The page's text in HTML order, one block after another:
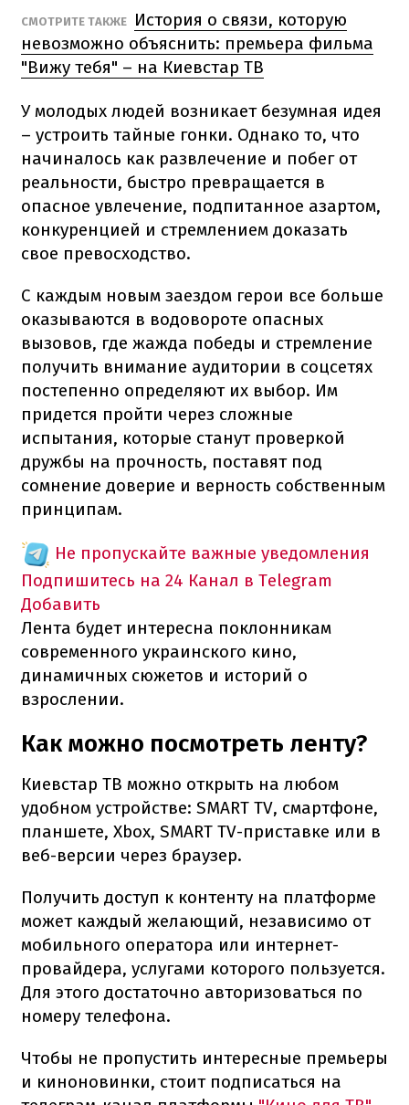
СМОТРИТЕ ТАКЖЕ
История о связи, которую
невозможно объяснить: премьера фильма
"Вижу тебя" – на Киевстар ТВ
У молодых людей возникает безумная идея
– устроить тайные гонки. Однако то, что
начиналось как развлечение и побег от
реальности, быстро превращается в
опасное увлечение, подпитанное азартом,
конкуренцией и стремлением доказать
свое превосходство.
С каждым новым заездом герои все больше
оказываются в водовороте опасных
вызовов, где жажда победы и стремление
получить внимание аудитории в соцсетях
постепенно определяют их выбор. Им
придется пройти через сложные
испытания, которые станут проверкой
дружбы на прочность, поставят под
сомнение доверие и верность собственным
принципам.
Не пропускайте важные уведомления
Подпишитесь на 24 Канал в Telegram
Добавить
Лента будет интересна поклонникам
современного украинского кино,
динамичных сюжетов и историй о
взрослении.
Как можно посмотреть ленту?
Киевстар ТВ можно открыть на любом
удобном устройстве: SMART TV, смартфоне,
планшете, Xbox, SMART TV-приставке или в
веб-версии через браузер.
Получить доступ к контенту на платформе
может каждый желающий, независимо от
мобильного оператора или интернет-
провайдера, услугами которого пользуется.
Для этого достаточно авторизоваться по
номеру телефона.
Чтобы не пропустить интересные премьеры
и киноновинки, стоит подписаться на